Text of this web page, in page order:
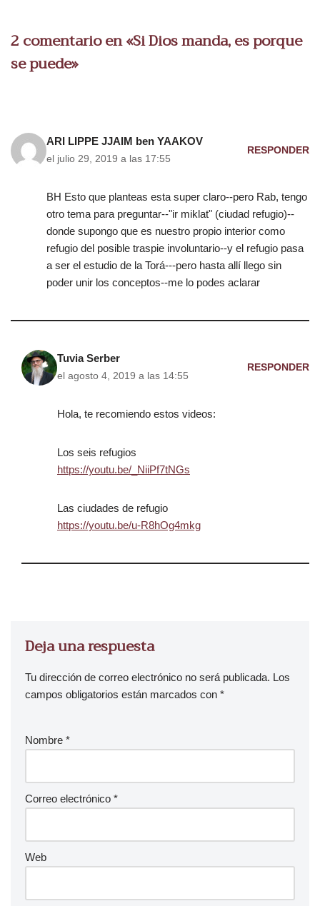
d
e
o
2 comentario en «Si Dios manda, es porque
se puede»
ARI LIPPE JJAIM ben YAAKOV
el julio 29, 2019 a las 17:55
RESPONDER
BH Esto que planteas esta super claro--pero Rab, tengo
otro tema para preguntar--"ir miklat" (ciudad refugio)--
donde supongo que es nuestro propio interior como
refugio del posible traspie involuntario--y el refugio pasa
a ser el estudio de la Torá---pero hasta allí llego sin
poder unir los conceptos--me lo podes aclarar
Tuvia Serber
el agosto 4, 2019 a las 14:55
RESPONDER
Hola, te recomiendo estos videos:
Los seis refugios
https://youtu.be/_NiiPf7tNGs
Las ciudades de refugio
https://youtu.be/u-R8hOg4mkg
Deja una respuesta
Tu dirección de correo electrónico no será publicada. Los
campos obligatorios están marcados con *
Nombre *
Correo electrónico *
Web